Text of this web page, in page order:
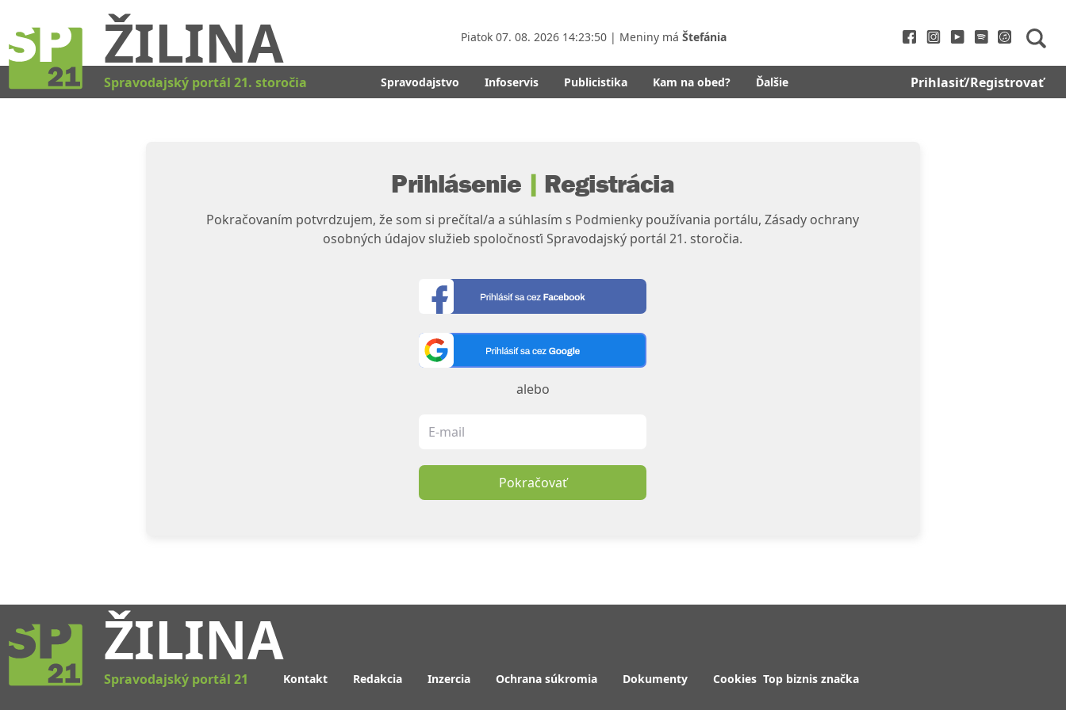
ŽILINA Piatok 07. 08. 2026 14:23:50 | Meniny má Štefánia
Spravodajský portál 21. storočia Spravodajstvo Infoservis Publicistika Kam na obed? Ďalšie Prihlasiť/Registrovať
Prihlásenie | Registrácia
Pokračovaním potvrdzujem, že som si prečítal/a a súhlasím s Podmienky používania portálu, Zásady ochrany
osobných údajov služieb spoločnosťi Spravodajský portál 21. storočia.
alebo
Pokračovať
ŽILINA
Spravodajský portál 21 Kontakt Redakcia Inzercia Ochrana súkromia Dokumenty Cookies Top biznis značka